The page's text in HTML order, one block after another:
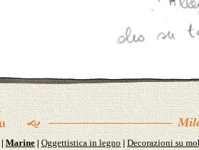
|Marine |Oggettistica in legno |Decorazioni su